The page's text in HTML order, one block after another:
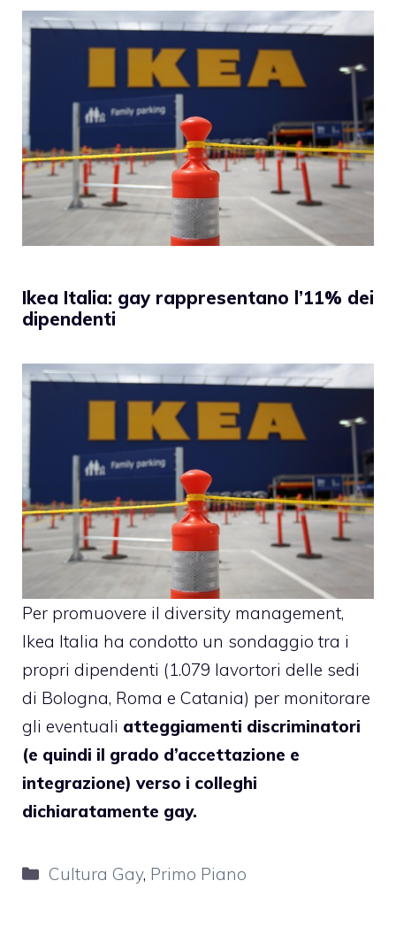
Ikea Italia: gay rappresentano l’11% dei
dipendenti
Per promuovere il diversity management,
Ikea Italia ha condotto un sondaggio tra i
propri dipendenti (1.079 lavortori delle sedi
di Bologna, Roma e Catania) per monitorare
gli eventuali atteggiamenti discriminatori
(e quindi il grado d’accettazione e
integrazione) verso i colleghi
dichiaratamente gay.
Categorie
Cultura Gay, Primo Piano